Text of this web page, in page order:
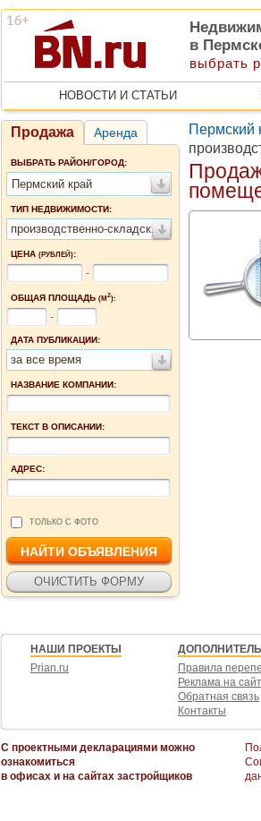
в
выбрать
НОВОСТИ И СТАТЬИ
Продажа Аренда
ВЫБРАТЬ РАЙОН/ГОРОД:
Пермский край
ТИП НЕДВИЖИМОСТИ:
производственно-складские помещения
ЦЕНА (РУБЛЕЙ):
-
ОБЩАЯ ПЛОЩАДЬ (М2):
-
ДАТА ПУБЛИКАЦИИ:
за все время
НАЗВАНИЕ КОМПАНИИ:
ТЕКСТ В ОПИСАНИИ:
АДРЕС:
ТОЛЬКО С ФОТО
Пермский
НАШИ ПРОЕКТЫ
Prian.ru
Правила
Реклама на
Обратная связь
Контакты
С проектными декларациями можно
ознакомиться
в офисах и на сайтах застройщиков